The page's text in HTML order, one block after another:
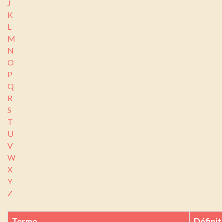
J
K
L
M
N
O
P
Q
R
S
T
U
V
W
X
Y
Z